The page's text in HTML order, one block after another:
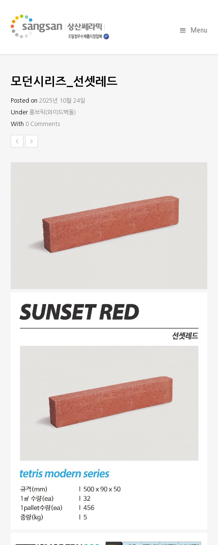
Menu
모던시리즈_선셋레드
Posted on 2025년 10월 24일
Under롱브릭(와이드벽돌)
With 0 Comments